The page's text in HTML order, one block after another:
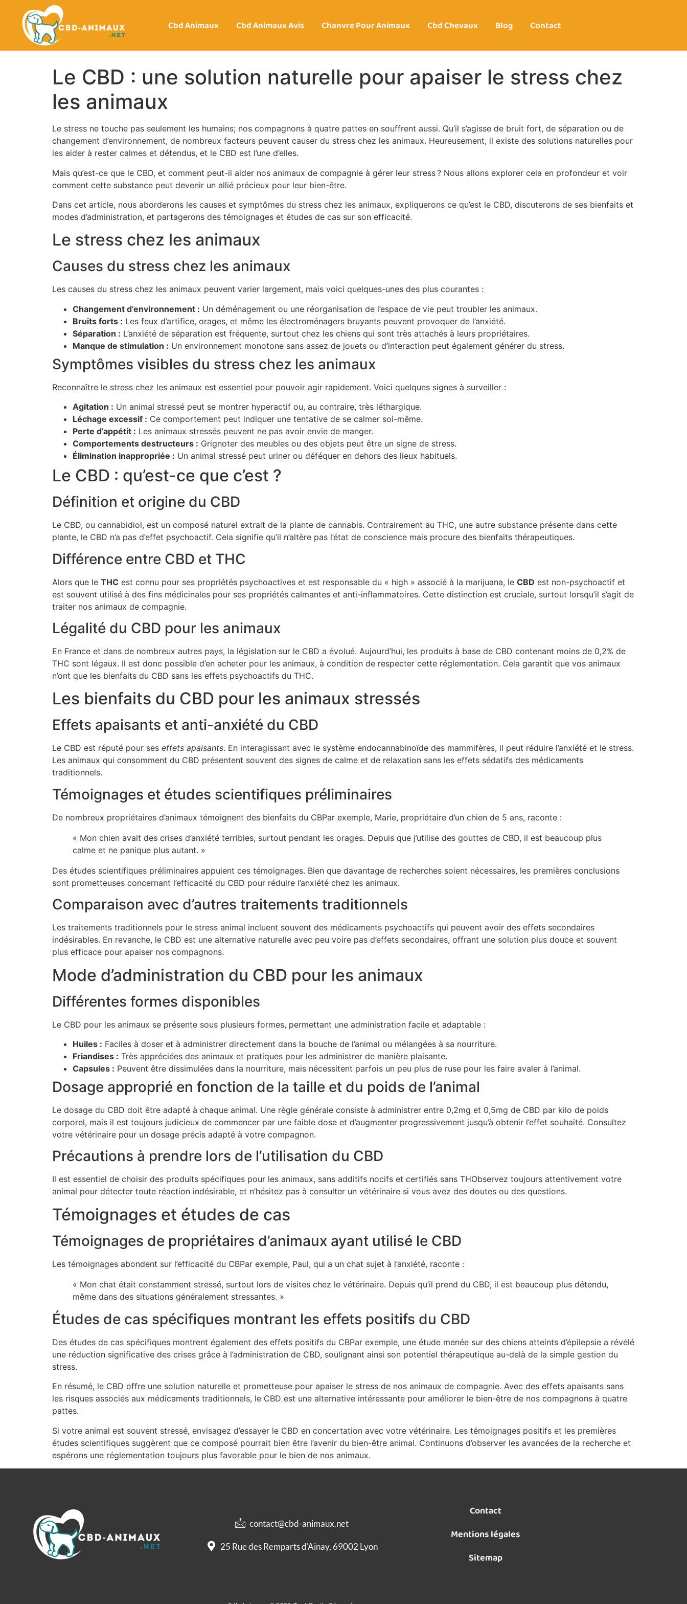
Cbd Animaux Cbd Animaux Avis Chanvre Pour Animaux Cbd Chevaux Blog Contact
Le CBD : une solution naturelle pour apaiser le stress chez
les animaux
Le stress ne touche pas seulement les humains; nos compagnons à quatre pattes en souffrent aussi. Qu’il s’agisse de bruit fort, de séparation ou de
changement d’environnement, de nombreux facteurs peuvent causer du stress chez les animaux. Heureusement, il existe des solutions naturelles pour
les aider à rester calmes et détendus, et le CBD est l’une d’elles.
Mais qu’est-ce que le CBD, et comment peut-il aider nos animaux de compagnie à gérer leur stress ? Nous allons explorer cela en profondeur et voir
comment cette substance peut devenir un allié précieux pour leur bien-être.
Dans cet article, nous aborderons les causes et symptômes du stress chez les animaux, expliquerons ce qu’est le CBD, discuterons de ses bienfaits et
modes d’administration, et partagerons des témoignages et études de cas sur son efficacité.
Le stress chez les animaux
Causes du stress chez les animaux
Les causes du stress chez les animaux peuvent varier largement, mais voici quelques-unes des plus courantes :
Changement d’environnement : Un déménagement ou une réorganisation de l’espace de vie peut troubler les animaux.
Bruits forts : Les feux d’artifice, orages, et même les électroménagers bruyants peuvent provoquer de l’anxiété.
Séparation : L’anxiété de séparation est fréquente, surtout chez les chiens qui sont très attachés à leurs propriétaires.
Manque de stimulation : Un environnement monotone sans assez de jouets ou d’interaction peut également générer du stress.
Symptômes visibles du stress chez les animaux
Reconnaître le stress chez les animaux est essentiel pour pouvoir agir rapidement. Voici quelques signes à surveiller :
Agitation : Un animal stressé peut se montrer hyperactif ou, au contraire, très léthargique.
Léchage excessif : Ce comportement peut indiquer une tentative de se calmer soi-même.
Perte d’appétit : Les animaux stressés peuvent ne pas avoir envie de manger.
Comportements destructeurs : Grignoter des meubles ou des objets peut être un signe de stress.
Élimination inappropriée : Un animal stressé peut uriner ou déféquer en dehors des lieux habituels.
Le CBD : qu’est-ce que c’est ?
Définition et origine du CBD
Le CBD, ou cannabidiol, est un composé naturel extrait de la plante de cannabis. Contrairement au THC, une autre substance présente dans cette
plante, le CBD n’a pas d’effet psychoactif. Cela signifie qu’il n’altère pas l’état de conscience mais procure des bienfaits thérapeutiques.
Différence entre CBD et THC
Alors que le THC est connu pour ses propriétés psychoactives et est responsable du « high » associé à la marijuana, le CBD est non-psychoactif et
est souvent utilisé à des fins médicinales pour ses propriétés calmantes et anti-inflammatoires. Cette distinction est cruciale, surtout lorsqu’il s’agit de
traiter nos animaux de compagnie.
Légalité du CBD pour les animaux
En France et dans de nombreux autres pays, la législation sur le CBD a évolué. Aujourd’hui, les produits à base de CBD contenant moins de 0,2% de
THC sont légaux. Il est donc possible d’en acheter pour les animaux, à condition de respecter cette réglementation. Cela garantit que vos animaux
n’ont que les bienfaits du CBD sans les effets psychoactifs du THC.
Les bienfaits du CBD pour les animaux stressés
Effets apaisants et anti-anxiété du CBD
Le CBD est réputé pour ses effets apaisants. En interagissant avec le système endocannabinoïde des mammifères, il peut réduire l’anxiété et le stress.
Les animaux qui consomment du CBD présentent souvent des signes de calme et de relaxation sans les effets sédatifs des médicaments
traditionnels.
Témoignages et études scientifiques préliminaires
De nombreux propriétaires d’animaux témoignent des bienfaits du CBPar exemple, Marie, propriétaire d’un chien de 5 ans, raconte :
« Mon chien avait des crises d’anxiété terribles, surtout pendant les orages. Depuis que j’utilise des gouttes de CBD, il est beaucoup plus
calme et ne panique plus autant. »
Des études scientifiques préliminaires appuient ces témoignages. Bien que davantage de recherches soient nécessaires, les premières conclusions
sont prometteuses concernant l’efficacité du CBD pour réduire l’anxiété chez les animaux.
Comparaison avec d’autres traitements traditionnels
Les traitements traditionnels pour le stress animal incluent souvent des médicaments psychoactifs qui peuvent avoir des effets secondaires
indésirables. En revanche, le CBD est une alternative naturelle avec peu voire pas d’effets secondaires, offrant une solution plus douce et souvent
plus efficace pour apaiser nos compagnons.
Mode d’administration du CBD pour les animaux
Différentes formes disponibles
Le CBD pour les animaux se présente sous plusieurs formes, permettant une administration facile et adaptable :
Huiles : Faciles à doser et à administrer directement dans la bouche de l’animal ou mélangées à sa nourriture.
Friandises : Très appréciées des animaux et pratiques pour les administrer de manière plaisante.
Capsules : Peuvent être dissimulées dans la nourriture, mais nécessitent parfois un peu plus de ruse pour les faire avaler à l’animal.
Dosage approprié en fonction de la taille et du poids de l’animal
Le dosage du CBD doit être adapté à chaque animal. Une règle générale consiste à administrer entre 0,2mg et 0,5mg de CBD par kilo de poids
corporel, mais il est toujours judicieux de commencer par une faible dose et d’augmenter progressivement jusqu’à obtenir l’effet souhaité. Consultez
votre vétérinaire pour un dosage précis adapté à votre compagnon.
Précautions à prendre lors de l’utilisation du CBD
Il est essentiel de choisir des produits spécifiques pour les animaux, sans additifs nocifs et certifiés sans THObservez toujours attentivement votre
animal pour détecter toute réaction indésirable, et n’hésitez pas à consulter un vétérinaire si vous avez des doutes ou des questions.
Témoignages et études de cas
Témoignages de propriétaires d’animaux ayant utilisé le CBD
Les témoignages abondent sur l’efficacité du CBPar exemple, Paul, qui a un chat sujet à l’anxiété, raconte :
« Mon chat était constamment stressé, surtout lors de visites chez le vétérinaire. Depuis qu’il prend du CBD, il est beaucoup plus détendu,
même dans des situations généralement stressantes. »
Études de cas spécifiques montrant les effets positifs du CBD
Des études de cas spécifiques montrent également des effets positifs du CBPar exemple, une étude menée sur des chiens atteints d’épilepsie a révélé
une réduction significative des crises grâce à l’administration de CBD, soulignant ainsi son potentiel thérapeutique au-delà de la simple gestion du
stress.
En résumé, le CBD offre une solution naturelle et prometteuse pour apaiser le stress de nos animaux de compagnie. Avec des effets apaisants sans
les risques associés aux médicaments traditionnels, le CBD est une alternative intéressante pour améliorer le bien-être de nos compagnons à quatre
pattes.
Si votre animal est souvent stressé, envisagez d’essayer le CBD en concertation avec votre vétérinaire. Les témoignages positifs et les premières
études scientifiques suggèrent que ce composé pourrait bien être l’avenir du bien-être animal. Continuons d’observer les avancées de la recherche et
espérons une réglementation toujours plus favorable pour le bien de nos animaux.
contact@cbd-animaux.net
25 Rue des Remparts d'Ainay, 69002 Lyon
Contact
Mentions légales
Sitemap